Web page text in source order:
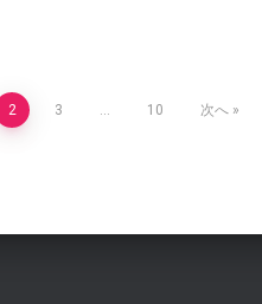
2 3 … 10 次へ